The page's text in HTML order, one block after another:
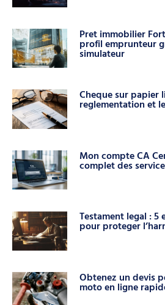
Pret immobilier
profil emprunteur
simulateur
Cheque sur papier
reglementation et
Mon compte CA
complet des
Testament legal : 5
pour proteger
Obtenez un devis
moto en ligne